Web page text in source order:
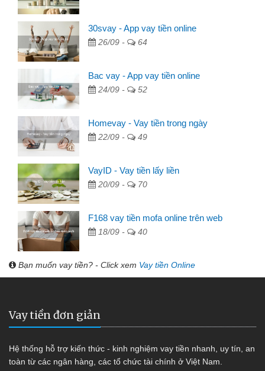
30svay - App vay tiền online
26/09 - 64
Bac vay - App vay tiền online
24/09 - 52
Homevay - Vay tiền trong ngày
22/09 - 49
VayID - Vay tiền lấy liền
20/09 - 70
F168 vay tiền mofa online trên web
18/09 - 40
Bạn muốn vay tiền? - Click xem Vay tiền Online
Vay tiền đơn giản
Hệ thống hỗ trợ kiến thức - kinh nghiệm vay tiền nhanh, uy tín, an
toàn từ các ngân hàng, các tổ chức tài chính ở Việt Nam.